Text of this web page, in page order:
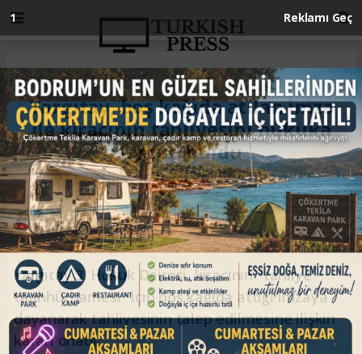
Anasayfa GÜNDEM
Yargıtay, boş kağıda atılan imza
ile kiracının tahliyesini hukuka
uygun buldu
GÜNDEM
17.12.2023 - 11:25, Güncelleme: 17.12.2023 - 11:25
Yargıtay 3. Hukuk Dairesi, kiracının "tahliye
taahhütnamesi" için boş kağıda attığı imzaya
dayanarak tahliyesinin talep edilmesine ilişkin
kararı onadı.